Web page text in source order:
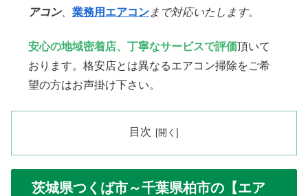
アコン、 業務用エアコン まで対応いたします。
安心の地域密着店、丁寧なサービスで評価頂いて
おります。格安店とは異なるエアコン掃除をご希
望の方はお声掛け下さい。
目次
茨城県つくば市～千葉県柏市の【エア